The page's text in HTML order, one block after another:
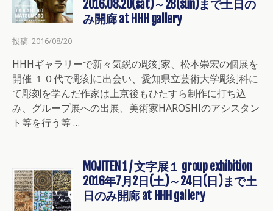
2016.08.20(sat)～28(sun)まで土日の
み開廊 at HHH gallery
投稿: 2016/08/20
HHHギャラリーで新々気鋭の彫刻家、松本崇宏の個展を
開催 １０代で彫刻に出会い、愛知県立芸術大学彫刻科に
て彫刻を学んだ作家は上京後もひたすら制作に打ち込
み、グループ展への出展、美術家HAROSHIのアシスタン
ト等を行う等 …
MOJITEN 1 / 文字展１ group exhibition
2016年7月2日(土)～24日(日)まで土
日のみ開廊 at HHH gallery